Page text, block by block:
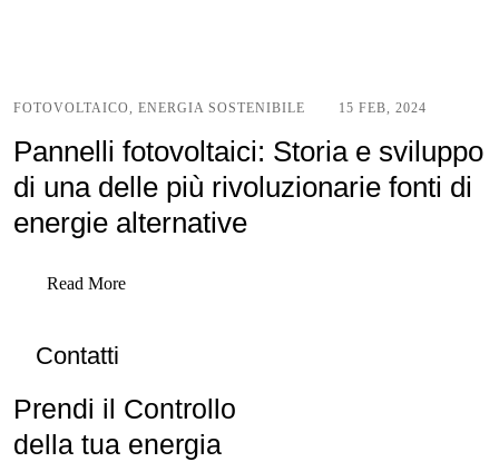
FOTOVOLTAICO, ENERGIA SOSTENIBILE 15 FEB, 2024
Pannelli fotovoltaici: Storia e sviluppo
di una delle più rivoluzionarie fonti di
energie alternative
Read More
Contatti
Prendi il Controllo
della tua energia